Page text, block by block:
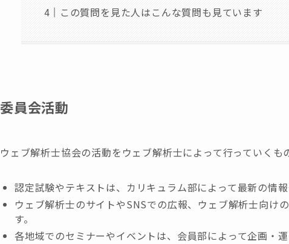
この質問を見た人はこんな質問も見ています
委員会活動
ウェブ解析士協会の活動をウェブ解析士によって行っていくも
認定試験やテキストは、カリキュラム部によって最新の情
ウェブ解析士のサイトやSNSでの広報、ウェブ解析士向け
す。
各地域でのセミナーやイベントは、会員部によって企画・運